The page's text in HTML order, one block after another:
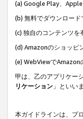
(a) Google Play、
(b) 無料でダウンロー
(c) 独自のコンテンツを
(d) Amazonのショッピ
(e) WebViewで
甲は、乙のアプリケー
リケーション 」といい
本ガイドラインは、プ